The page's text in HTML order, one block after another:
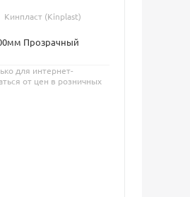
Кинпласт (Kinplast)
Прозрачный
для интернет-
от цен в розничных